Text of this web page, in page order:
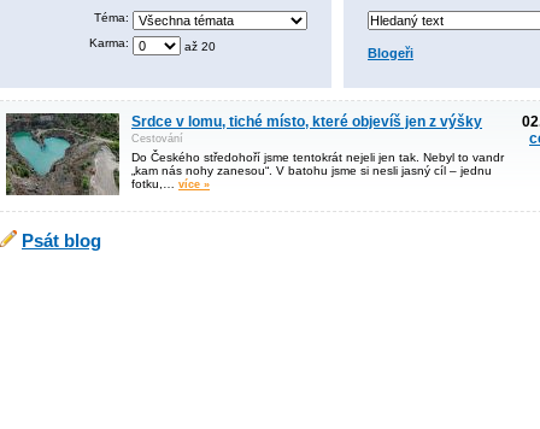
Téma:
Karma:
až 20 Blogeři
Srdce v lomu, tiché místo, které objevíš jen z výšky
Cestování
Do Českého středohoří jsme tentokrát nejeli jen tak. Nebyl to vandr
„kam nás nohy zanesou“. V batohu jsme si nesli jasný cíl – jednu
fotku,… více »
Psát blog